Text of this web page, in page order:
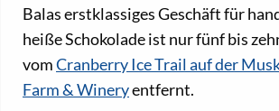
Balas erstklassiges Geschäft für
heiße Schokolade ist nur fünf bis
vomCranberry Ice Trail auf der
Farm & Wineryentfernt.